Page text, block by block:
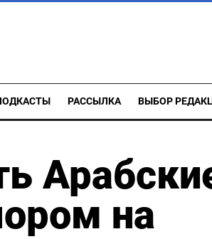
РАССЫЛКА ВЫБОР
на